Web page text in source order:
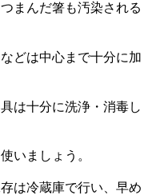
まんだ箸も汚染される
どは中心まで十分に加
は十分に洗浄・消毒し
いましょう。
は冷蔵庫で行い、早め